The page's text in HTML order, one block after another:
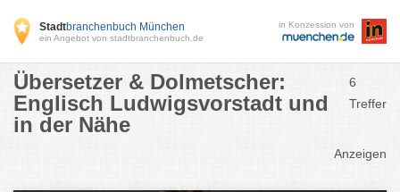
Stadtbranchenbuch München
ein Angebot von stadtbranchenbuch.de
in Konzession von
Übersetzer & Dolmetscher:
Englisch Ludwigsvorstadt und
in der Nähe
6
Treffer
Anzeigen